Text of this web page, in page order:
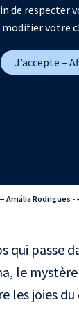
de respecter
modifier votre
J’accepte –
Amália Rodrigues -
qui passe
le
les joies du